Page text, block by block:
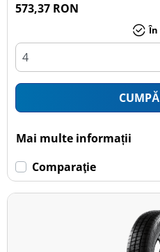
573,37 RON
În
Mai multe informații
Comparaţie